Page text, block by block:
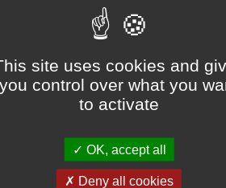
site uses cookies and
you control over what you
to activate
OK, accept all
Deny all cookies
la Transition
de la
territoires
la Transition